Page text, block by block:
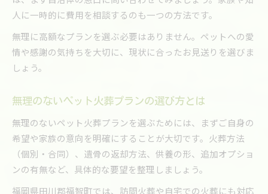
人に一時的に費用を相談するのも一つの方法です。
無理に高額なプランを選ぶ必要はありません。ペットへの愛
情や感謝の気持ちを大切に、現状に合ったお見送りを選びま
しょう。
無理のないペット火葬プランの選び方とは
無理のないペット火葬プランを選ぶためには、まずご自身の
希望や家族の意向を明確にすることが大切です。火葬方法
（個別・合同）、遺骨の返却方法、供養の形、追加オプショ
ンの有無など、具体的な要望を整理しましょう。
福岡県田川郡福智町では、訪問火葬や自宅での火葬にも対応